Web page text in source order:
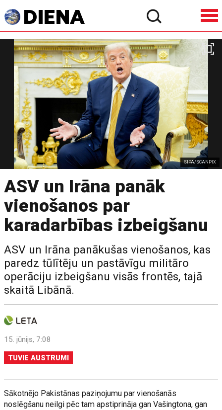
SIPA/SCANPIX
ASV un Irāna panāk
vienošanos par
karadarbības izbeigšanu
ASV un Irāna panākušas vienošanos, kas
paredz tūlītēju un pastāvīgu militāro
operāciju izbeigšanu visās frontēs, tajā
skaitā Libānā.
15. jūnijs, 7:08
TUVIE AUSTRUMI
Sākotnējo Pakistānas paziņojumu par vienošanās
noslēgšanu neilgi pēc tam apstiprināja gan Vašingtona, gan